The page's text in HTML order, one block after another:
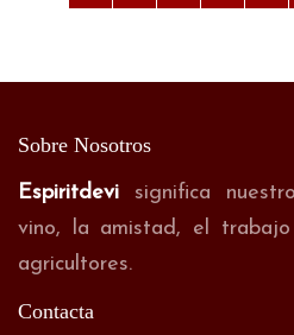
Sobre Nosotros
Espiritdevi significa
vino, la amistad, el
agricultores.
Contacta